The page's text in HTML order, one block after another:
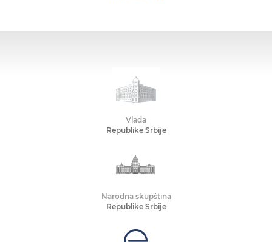
Vlada
Republike Srbije
Narodna skupština
Republike Srbije